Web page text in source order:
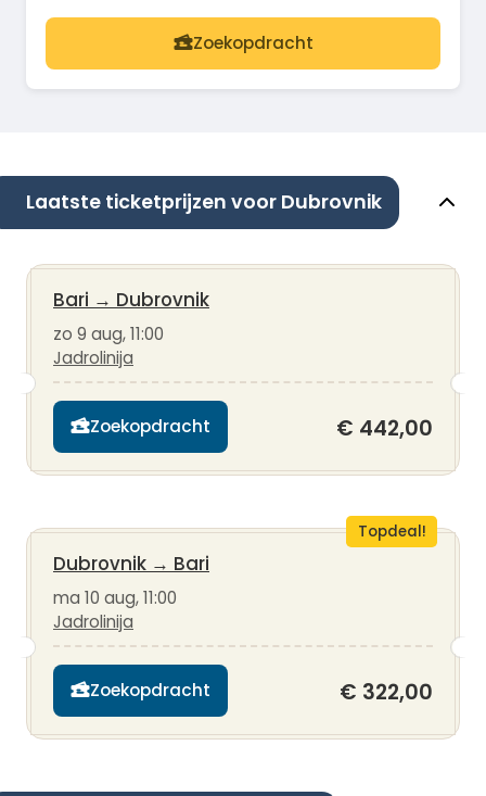
Zoekopdracht
Laatste ticketprijzen voor Dubrovnik
Bari → Dubrovnik
zo 9 aug, 11:00
Jadrolinija
Zoekopdracht € 442,00
Topdeal!
Dubrovnik → Bari
ma 10 aug, 11:00
Jadrolinija
Zoekopdracht € 322,00